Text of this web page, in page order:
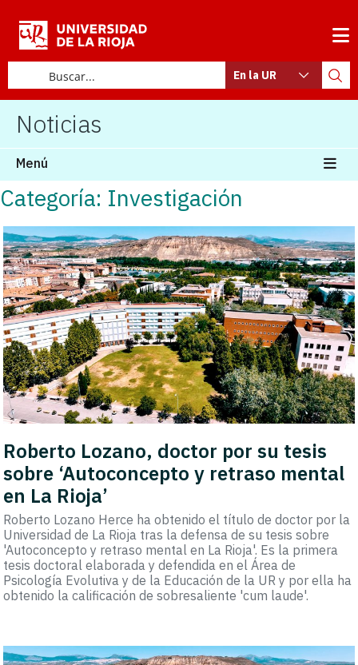
En la UR
Noticias
Menú
Categoría: Investigación
Roberto Lozano, doctor por su tesis
sobre ‘Autoconcepto y retraso mental
en La Rioja’
Roberto Lozano Herce ha obtenido el título de doctor por la
Universidad de La Rioja tras la defensa de su tesis sobre
'Autoconcepto y retraso mental en La Rioja'. Es la primera
tesis doctoral elaborada y defendida en el Área de
Psicología Evolutiva y de la Educación de la UR y por ella ha
obtenido la calificación de sobresaliente 'cum laude'.